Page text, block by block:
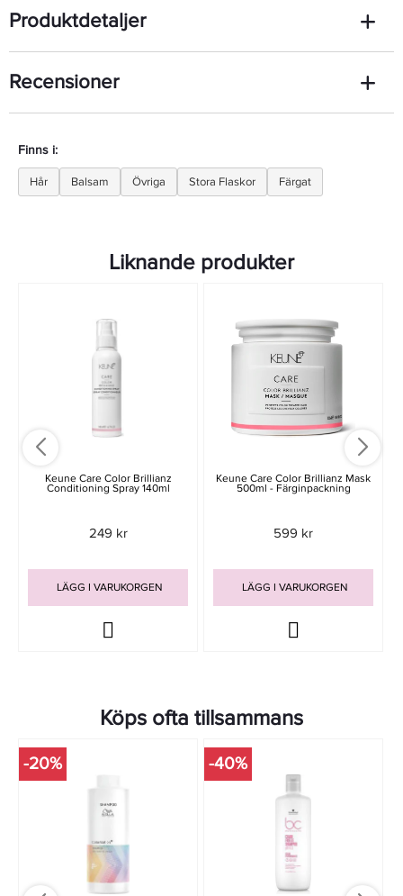
Produktdetaljer
Recensioner
Finns i:
Hår Balsam Övriga Stora Flaskor Färgat
Liknande produkter
Keune Care Color Brillianz
Conditioning Spray 140ml
249 kr
LÄGG I VARUKORGEN
Keune Care Color Brillianz Mask
500ml - Färginpackning
599 kr
LÄGG I VARUKORGEN
Köps ofta tillsammans
-20% -40%